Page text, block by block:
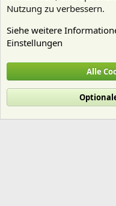
Cookies
Deutsch (Du)
Nutzungsbedingungen
R
Nutzung zu verbessern.
Siehe weitere
Einstellungen
Alle